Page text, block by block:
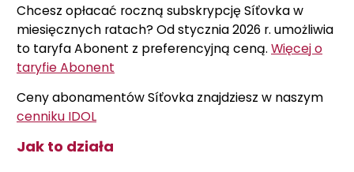
Chcesz opłacać roczną subskrypcję Síťovka w
miesięcznych ratach? Od stycznia 2026 r. umożliwia
to taryfa Abonent z preferencyjną ceną. Więcej o
taryfie Abonent
Ceny abonamentów Síťovka znajdziesz w naszym
cenniku IDOL
Jak to działa